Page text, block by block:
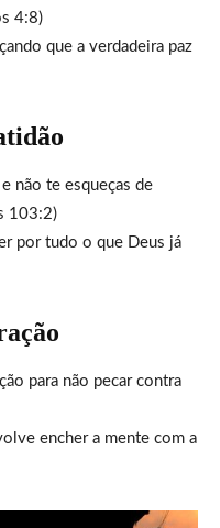
4:8)
que a verdadeira paz
não te esqueças de
103:2)
por tudo o que Deus já
para não pecar contra
encher a mente com a